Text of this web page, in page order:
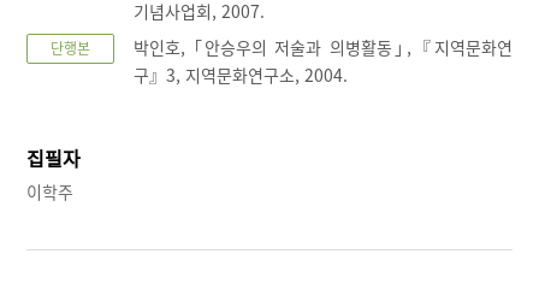
기념사업회, 2007.
단행본
박인호, ｢안승우의 저술과 의병활동｣,『지역문화연
구』3, 지역문화연구소, 2004.
집필자
이학주